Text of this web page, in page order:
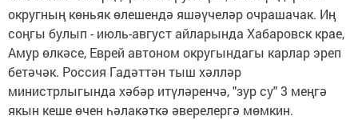
округның көньяк өлешен­дә яшәүчеләр очрашачак. Иң
соңгы булып - июль-август айларында Хабаровск крае,
Амур өлкәсе, Еврей автоном округындагы карлар эреп
бетәчәк. Россия Гадәттән тыш хәл­ләр
министрлыгында хәбәр итүләренчә, "зур су" 3 меңгә
якын кеше өчен һәлакәткә әве­релергә мөмкин.